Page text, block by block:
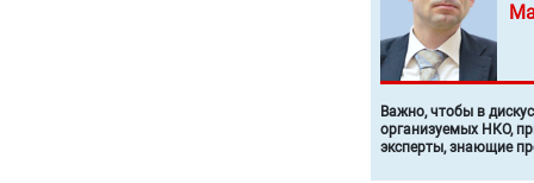
Важно, чтобы в
организуемых НКО,
эксперты, знающие